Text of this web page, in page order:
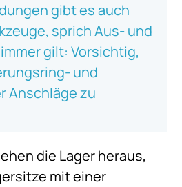
gibt es auch
sprich Aus- und
gilt: Vorsichtig,
und
Anschläge zu
die Lager heraus,
mit einer